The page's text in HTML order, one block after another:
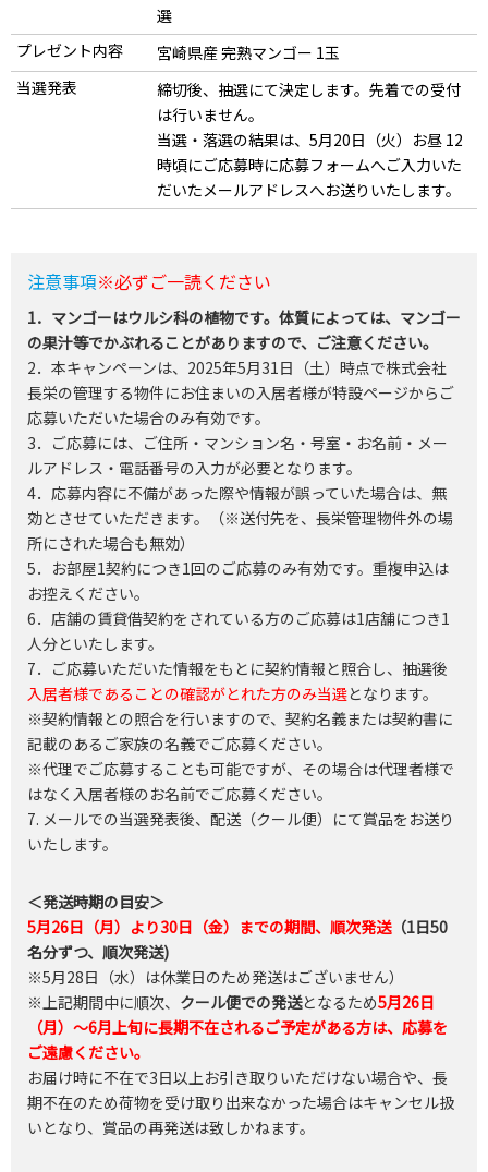
選
プレゼント内容
宮崎県産 完熟マンゴー 1玉
当選発表
締切後、抽選にて決定します。先着での受付
は行いません。
当選・落選の結果は、5月20日（火）お昼 12
時頃にご応募時に応募フォームへご入力いた
だいたメールアドレスへお送りいたします。
注意事項※必ずご一読ください
1．マンゴーはウルシ科の植物です。体質によっては、マンゴー
の果汁等でかぶれることがありますので、ご注意ください。
2．本キャンペーンは、2025年5月31日（土）時点で株式会社
長栄の管理する物件にお住まいの入居者様が特設ページからご
応募いただいた場合のみ有効です。
3．ご応募には、ご住所・マンション名・号室・お名前・メー
ルアドレス・電話番号の入力が必要となります。
4．応募内容に不備があった際や情報が誤っていた場合は、無
効とさせていただきます。（※送付先を、長栄管理物件外の場
所にされた場合も無効）
5．お部屋1契約につき1回のご応募のみ有効です。重複申込は
お控えください。
6．店舗の賃貸借契約をされている方のご応募は1店舗につき1
人分といたします。
7．ご応募いただいた情報をもとに契約情報と照合し、抽選後
入居者様であることの確認がとれた方のみ当選となります。
※契約情報との照合を行いますので、契約名義または契約書に
記載のあるご家族の名義でご応募ください。
※代理でご応募することも可能ですが、その場合は代理者様で
はなく入居者様のお名前でご応募ください。
7. メールでの当選発表後、配送（クール便）にて賞品をお送り
いたします。
＜発送時期の目安＞
5月26日（月）より30日（金）までの期間、順次発送（1日50
名分ずつ、順次発送)
※5月28日（水）は休業日のため発送はございません）
※上記期間中に順次、 クール便での発送となるため5月26日
（月）～6月上旬に長期不在されるご予定がある方は、応募を
ご遠慮ください。
お届け時に不在で3日以上お引き取りいただけない場合や、長
期不在のため荷物を受け取り出来なかった場合はキャンセル扱
いとなり、賞品の再発送は致しかねます。